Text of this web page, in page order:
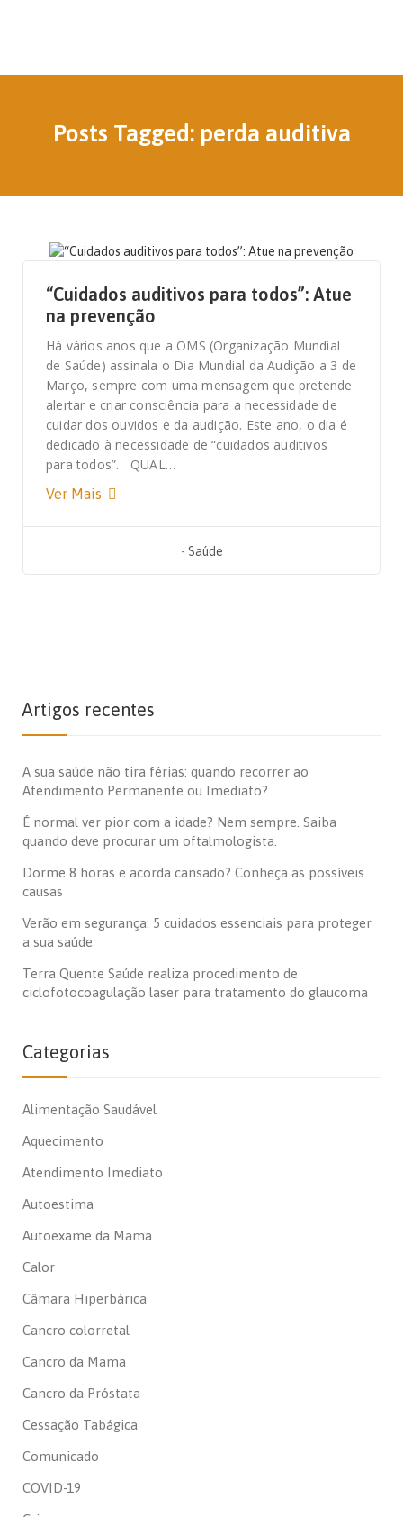
Posts Tagged: perda auditiva
“Cuidados auditivos para todos”: Atue
na prevenção
Há vários anos que a OMS (Organização Mundial
de Saúde) assinala o Dia Mundial da Audição a 3 de
Março, sempre com uma mensagem que pretende
alertar e criar consciência para a necessidade de
cuidar dos ouvidos e da audição. Este ano, o dia é
dedicado à necessidade de “cuidados auditivos
para todos”. QUAL…
Ver Mais
- Saúde
Artigos recentes
A sua saúde não tira férias: quando recorrer ao
Atendimento Permanente ou Imediato?
É normal ver pior com a idade? Nem sempre. Saiba
quando deve procurar um oftalmologista.
Dorme 8 horas e acorda cansado? Conheça as possíveis
causas
Verão em segurança: 5 cuidados essenciais para proteger
a sua saúde
Terra Quente Saúde realiza procedimento de
ciclofotocoagulação laser para tratamento do glaucoma
Categorias
Alimentação Saudável
Aquecimento
Atendimento Imediato
Autoestima
Autoexame da Mama
Calor
Câmara Hiperbárica
Cancro colorretal
Cancro da Mama
Cancro da Próstata
Cessação Tabágica
Comunicado
COVID-19